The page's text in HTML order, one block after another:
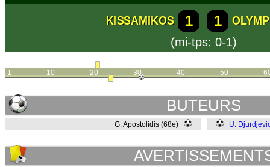
KISSAMIKOS 1 1
(mi-tps: 0-1)
1 10 20 30 40 50
BUTEURS
G. Apostolidis (68e) U.